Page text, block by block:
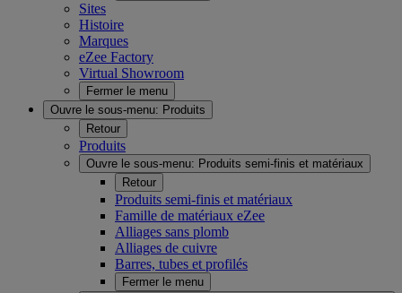
Sites
Histoire
Marques
eZee Factory
Virtual Showroom
Fermer le menu
Ouvre le sous-menu: Produits
Retour
Produits
Ouvre le sous-menu: Produits semi-finis et matériaux
Retour
Produits semi-finis et matériaux
Famille de matériaux eZee
Alliages sans plomb
Alliages de cuivre
Barres, tubes et profilés
Fermer le menu